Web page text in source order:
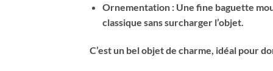
Ornementation : Une fine baguette
classique sans surcharger l’objet.
C’est un bel objet de charme, idéal pour